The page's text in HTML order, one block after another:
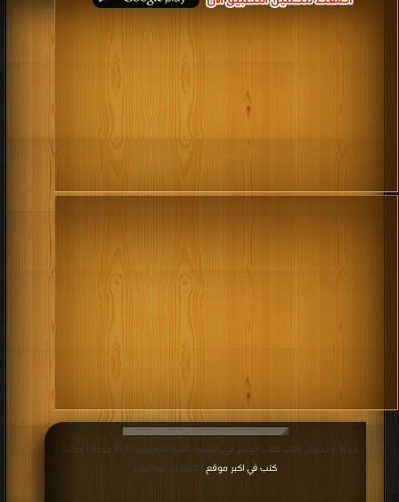
قراءة و تحميل كتاب كتاب الوجيز فى إقليمية القارة الأفريقية PDF مجانا | مكتبة >
كتب في اكبر موقع
| التحميل : مرة/مرات